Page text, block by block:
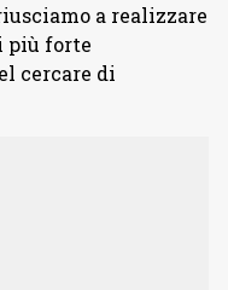
a realizzare
più forte
cercare di